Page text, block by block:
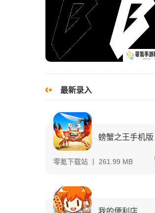
最新录入
螃蟹之王手机版
零氪下载站 丨 261.99 MB
我的便利店